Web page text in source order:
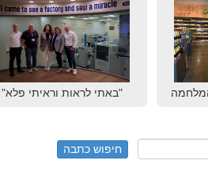
"באתי לראות וראיתי פלא"